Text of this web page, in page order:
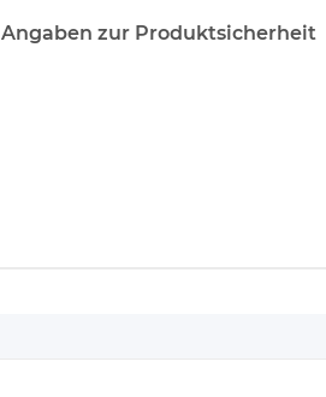
Angaben zur Produktsicherheit